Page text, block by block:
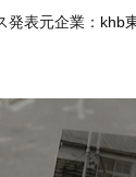
発表元企業： khb